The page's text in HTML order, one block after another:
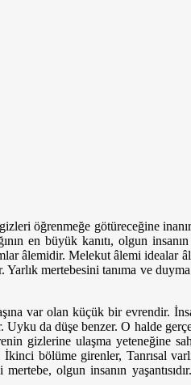
öğrenmeğe götüreceğine
en büyük kanıtı, olgun
âlemidir. Melekut âlemi idealar
mertebesini tanıma ve
var olan küçük bir evrendir.
da düşe benzer. O halde
gizlerine ulaşma yeteneğine
bölüme girenler, Tanrısal
olgun insanın